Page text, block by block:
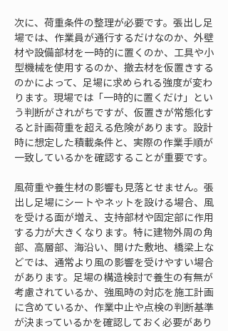
次に、荷重条件の整理が必要です。張出し足
場では、作業員が通行するだけなのか、外壁
材や設備部材を一時的に置くのか、工具や小
型機械を使用するのか、撤去材を仮置きする
のかによって、足場に求められる強度が変わ
ります。現場では「一時的に置くだけ」とい
う判断がされがちですが、仮置きが常態化す
ると計画荷重を超える危険があります。設計
時に想定した積載条件と、実際の作業手順が
一致しているかを確認することが重要です。
風荷重や養生材の影響も見落とせません。張
出し足場にシートやネットを設ける場合、風
を受ける面が増え、支持部材や固定部に作用
する力が大きくなります。特に建物外周の角
部、高層部、海沿い、開けた敷地、橋梁上な
どでは、通常より風の影響を受けやすい場合
があります。足場の構造検討で養生の有無が
考慮されているか、強風時の対応を施工計画
に含めているか、作業中止や点検の判断基準
が決まっているかを確認しておく必要があり